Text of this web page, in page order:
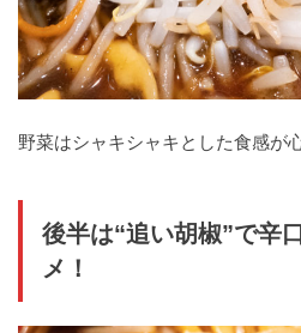
野菜はシャキシャキとした食感が
後半は“追い胡椒”で辛
メ！